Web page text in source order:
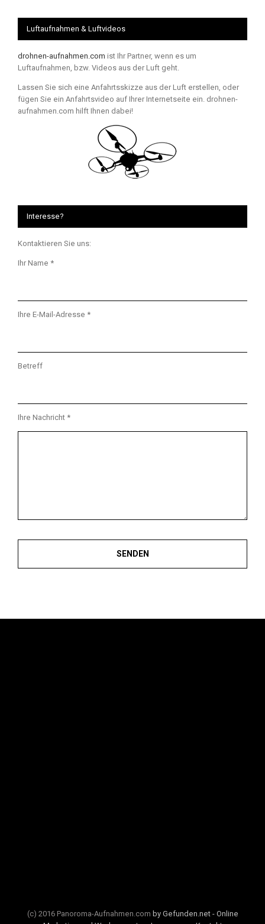
Luftaufnahmen & Luftvideos
drohnen-aufnahmen.com ist Ihr Partner, wenn es um
Luftaufnahmen, bzw. Videos aus der Luft geht.
Lassen Sie sich eine Anfahrtsskizze aus der Luft erstellen, oder
fügen Sie ein Anfahrtsvideo auf Ihrer Internetseite ein. drohnen-
aufnahmen.com hilft Ihnen dabei!
Interesse?
Kontaktieren Sie uns:
Ihr Name *
Ihre E-Mail-Adresse *
Betreff
Ihre Nachricht *
(c) 2016 Panoroma-Aufnahmen.com by Gefunden.net - Online